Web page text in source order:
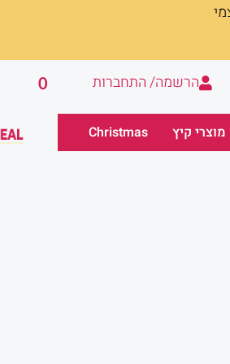
הרשמה/ התחברות 0
מוצרי קיץ Christmas